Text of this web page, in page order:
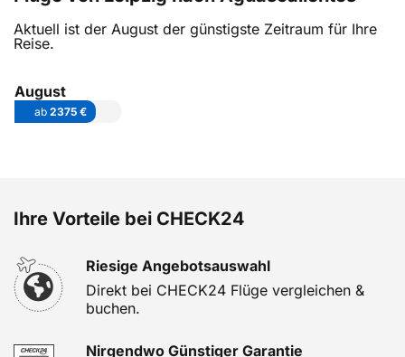
Aktuell ist der August der günstigste Zeitraum für Ihre
Reise.
August
ab 2375 €
Ihre Vorteile bei CHECK24
Riesige Angebotsauswahl
Direkt bei CHECK24 Flüge vergleichen &
buchen.
Nirgendwo Günstiger Garantie